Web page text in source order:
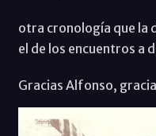
otra cronología que la
el de los encuentros a
Gracias Alfonso,